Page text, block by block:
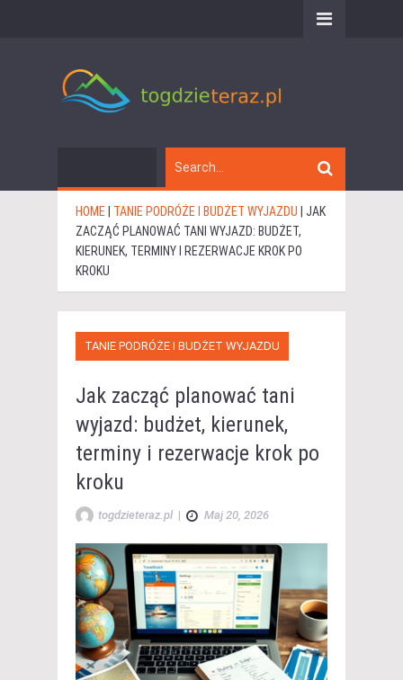
HOME TANIE PODRÓŻE I BUDŻET WYJAZDU
JAK
ZACZĄĆ PLANOWAĆ TANI WYJAZD: BUDŻET,
KIERUNEK, TERMINY I REZERWACJE KROK PO
KROKU
TANIE PODRÓŻE I BUDŻET WYJAZDU
Jak zacząć planować tani
wyjazd: budżet, kierunek,
terminy i rezerwacje krok po
kroku
togdzieteraz.pl | Maj 20, 2026